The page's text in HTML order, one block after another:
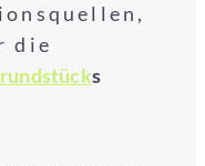
die
s